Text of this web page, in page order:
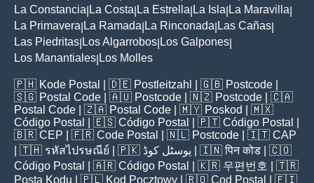
La Constancia La Costa La Estrella La Isla La Maravilla
La Primavera La Ramada La Rinconada Las Cañas
Las Piedritas Los Algarrobos Los Galpones
Los Manantiales Los Molles
🇵🇭 Kode Postal | 🇩🇪 Postleitzahl | 🇬🇧 Postcode
🇸🇬 Postal Code | 🇦🇺 Postcode | 🇳🇿 Postcode | 🇨🇦
Postal Code | 🇿🇦 Postal Code | 🇲🇾 Poskod
| 🇲🇽
Código Postal
| 🇪🇸 Código Postal | 🇵🇹 Código Postal
🇧🇷 CEP | 🇫🇷 Code Postal | 🇳🇱 Postcode | 🇮🇹 CAP
| 🇹🇭 รหัสไปรษณีย์ | 🇵🇰 پوسٹل کوڈ | 🇮🇳पिन कोड | 🇨🇴
Código Postal
| 🇦🇷 Código Postal | 🇰🇷 우편번호
| 🇹🇷
Posta Kodu | 🇵🇱 Kod Pocztowy | 🇷🇴 Cod Poștal | 🇫🇮